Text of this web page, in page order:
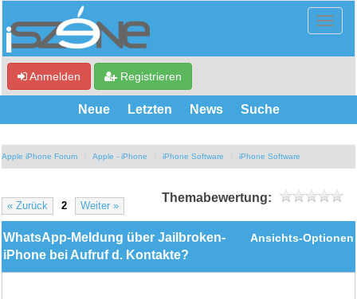
Anmelden Registrieren
Neue Letzten News Suche
Apple iPhone Forum Apple - iPhone iPhone Software iPhone Software
« Zurück 2 Weiter »
Themabewertung:
Ansichts-Optionen
WhatsApp-Meldung über Jailbroken-
iPhone bei Aufruf d. Kontakte?